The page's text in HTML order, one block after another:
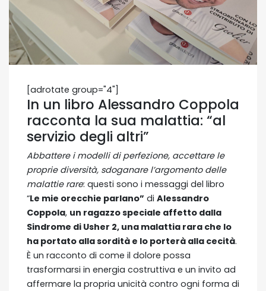
[adrotate group="4"]
In un libro Alessandro Coppola
racconta la sua malattia: “al
servizio degli altri”
Abbattere i modelli di perfezione, accettare le
proprie diversità, sdoganare l’argomento delle
malattie rare: questi sono i messaggi del libro
“Le mie orecchie parlano” di Alessandro
Coppola, un ragazzo speciale affetto dalla
Sindrome di Usher 2, una malattia rara che lo
ha portato alla sordità e lo porterà alla cecità.
È un racconto di come il dolore possa
trasformarsi in energia costruttiva e un invito ad
affermare la propria unicità contro ogni forma di